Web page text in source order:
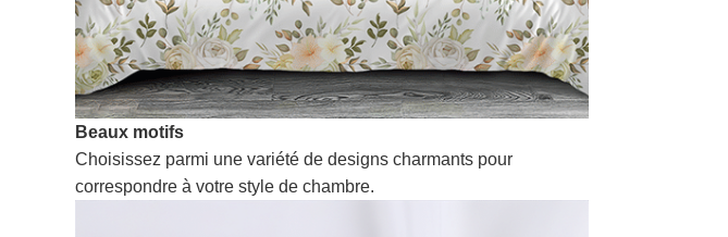
Beaux motifs
Choisissez parmi une variété de designs charmants pour
correspondre à votre style de chambre.